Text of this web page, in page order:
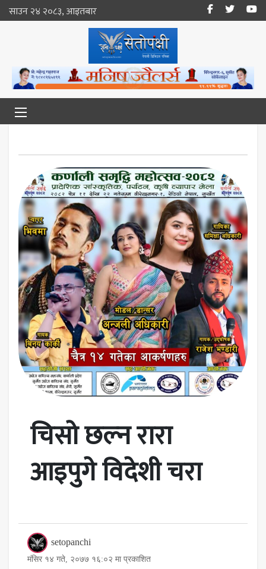
साउन २४ २०८३, आइतबार
चिसो छल्न रारा
आइपुगे विदेशी चरा
setopanchi
मंसिर १४ गते, २०७७ १६:०२ मा प्रकाशित